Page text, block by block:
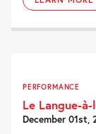
PERFORMANCE
Le Langue-
December 01st,